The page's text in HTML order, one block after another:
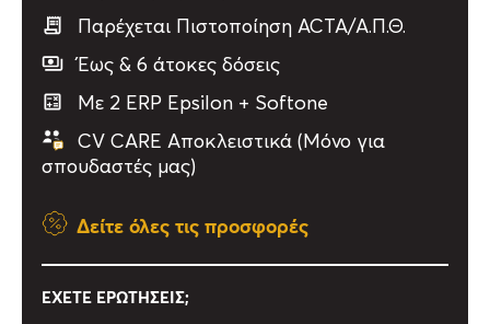
Παρέχεται Πιστοποίηση ACTA/Α.Π.Θ.
Έως & 6 άτοκες δόσεις
Με 2 ERP Epsilon + Softone
CV CARE Αποκλειστικά (Μόνο για
σπουδαστές μας)
Δείτε όλες τις προσφορές
ΈΧΕΤΕ ΕΡΩΤΗΣΕΙΣ;